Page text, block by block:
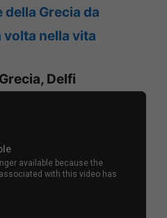
della Grecia da
nella vita
Delfi